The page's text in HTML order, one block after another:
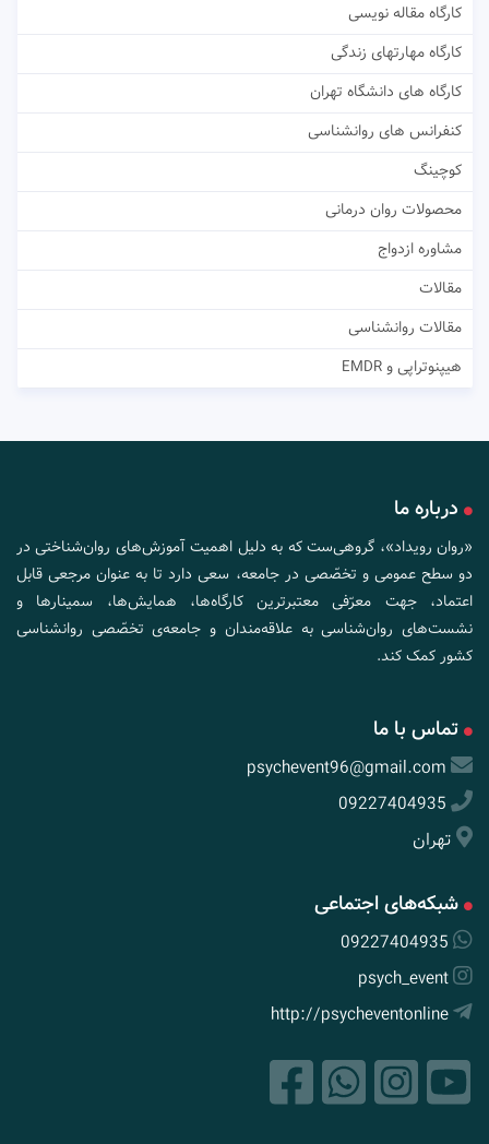
کارگاه مقاله نویسی
کارگاه مهارتهای زندگی
کارگاه های دانشگاه تهران
کنفرانس های روانشناسی
کوچینگ
محصولات روان درمانی
مشاوره ازدواج
مقالات
مقالات روانشناسی
هیپنوتراپی و EMDR
درباره ما
«روان رویداد»، گروهی‌ست که به دلیل اهمیت آموزش‌های روان‌شناختی در
دو سطح عمومی و تخصّصی در جامعه، سعی دارد تا به عنوان مرجعی قابل
اعتماد، جهت معرّفی معتبرترین کارگاه‌ها، همایش‌ها، سمینارها و
نشست‌های روان‌شناسی به علاقه‌مندان و جامعه‌ی تخصّصی روانشناسی
کشور کمک کند.
تماس با ما
psychevent96@gmail.com
09227404935
تهران
شبکه‌های اجتماعی
09227404935
psych_event
http://psycheventonline